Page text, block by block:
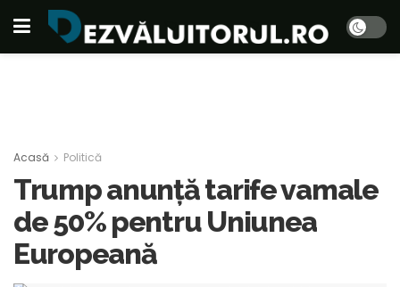
Acasă Politică
Trump anunță tarife vamale
de 50% pentru Uniunea
Europeană